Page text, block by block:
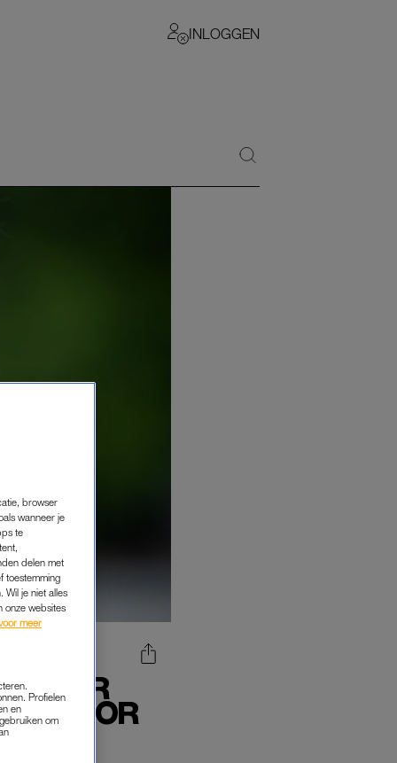
INLOGGEN
NAAR
VOOR
browser
wanneer je
te
delen met
toestemming
Wil je niet alles
onze websites
meer
Profielen
en
om